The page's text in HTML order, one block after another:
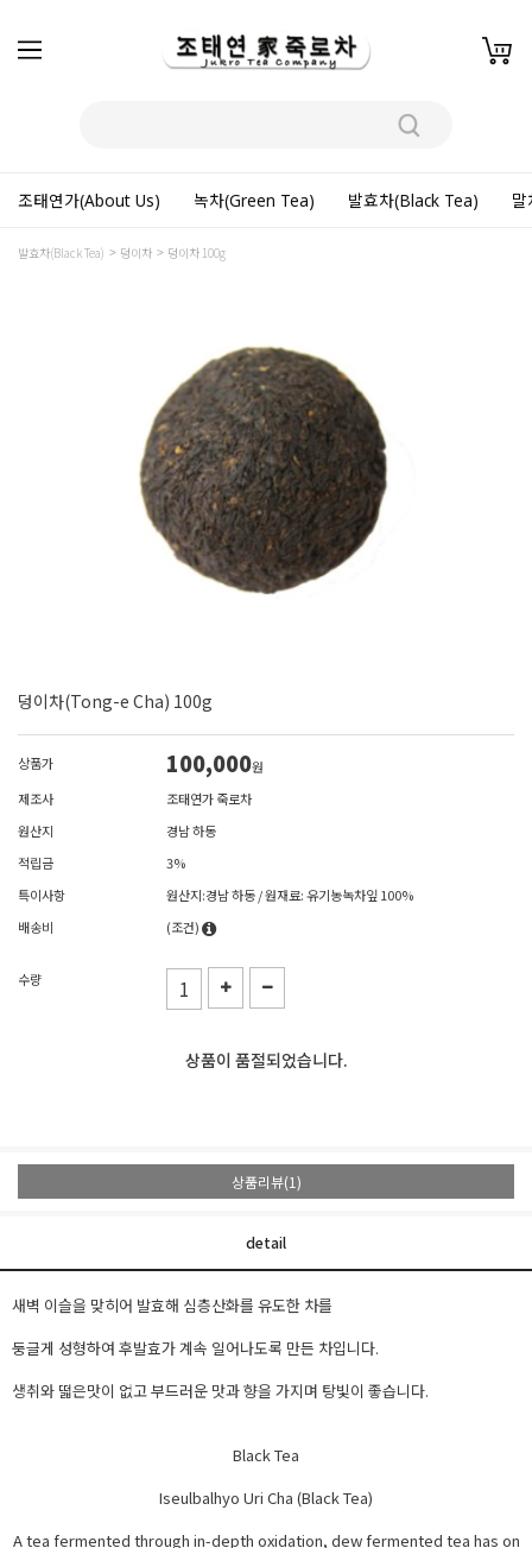
조태연가(About Us) 녹차(Green Tea) 발효차(Black Tea)
발효차(Black Tea) 덩이차 덩이차 100g
덩이차(Tong-e Cha) 100g
상품가 100,000원
제조사
조태연가 죽로차
원산지
경남 하동
적립금
3%
특이사항
원산지:경남 하동 / 원재료: 유기농녹차잎 100%
배송비
(조건)
수량
상품이 품절되었습니다.
상품리뷰(1)
detail
새벽 이슬을 맞히어 발효해 심층산화를 유도한 차를
둥글게 성형하여 후발효가 계속 일어나도록 만든 차입니다.
생취와 떫은맛이 없고 부드러운 맛과 향을 가지며 탕빛이 좋습니다.
Black Tea
Iseulbalhyo Uri Cha (Black Tea)
A tea fermented through in-depth oxidation, dew fermented tea has on